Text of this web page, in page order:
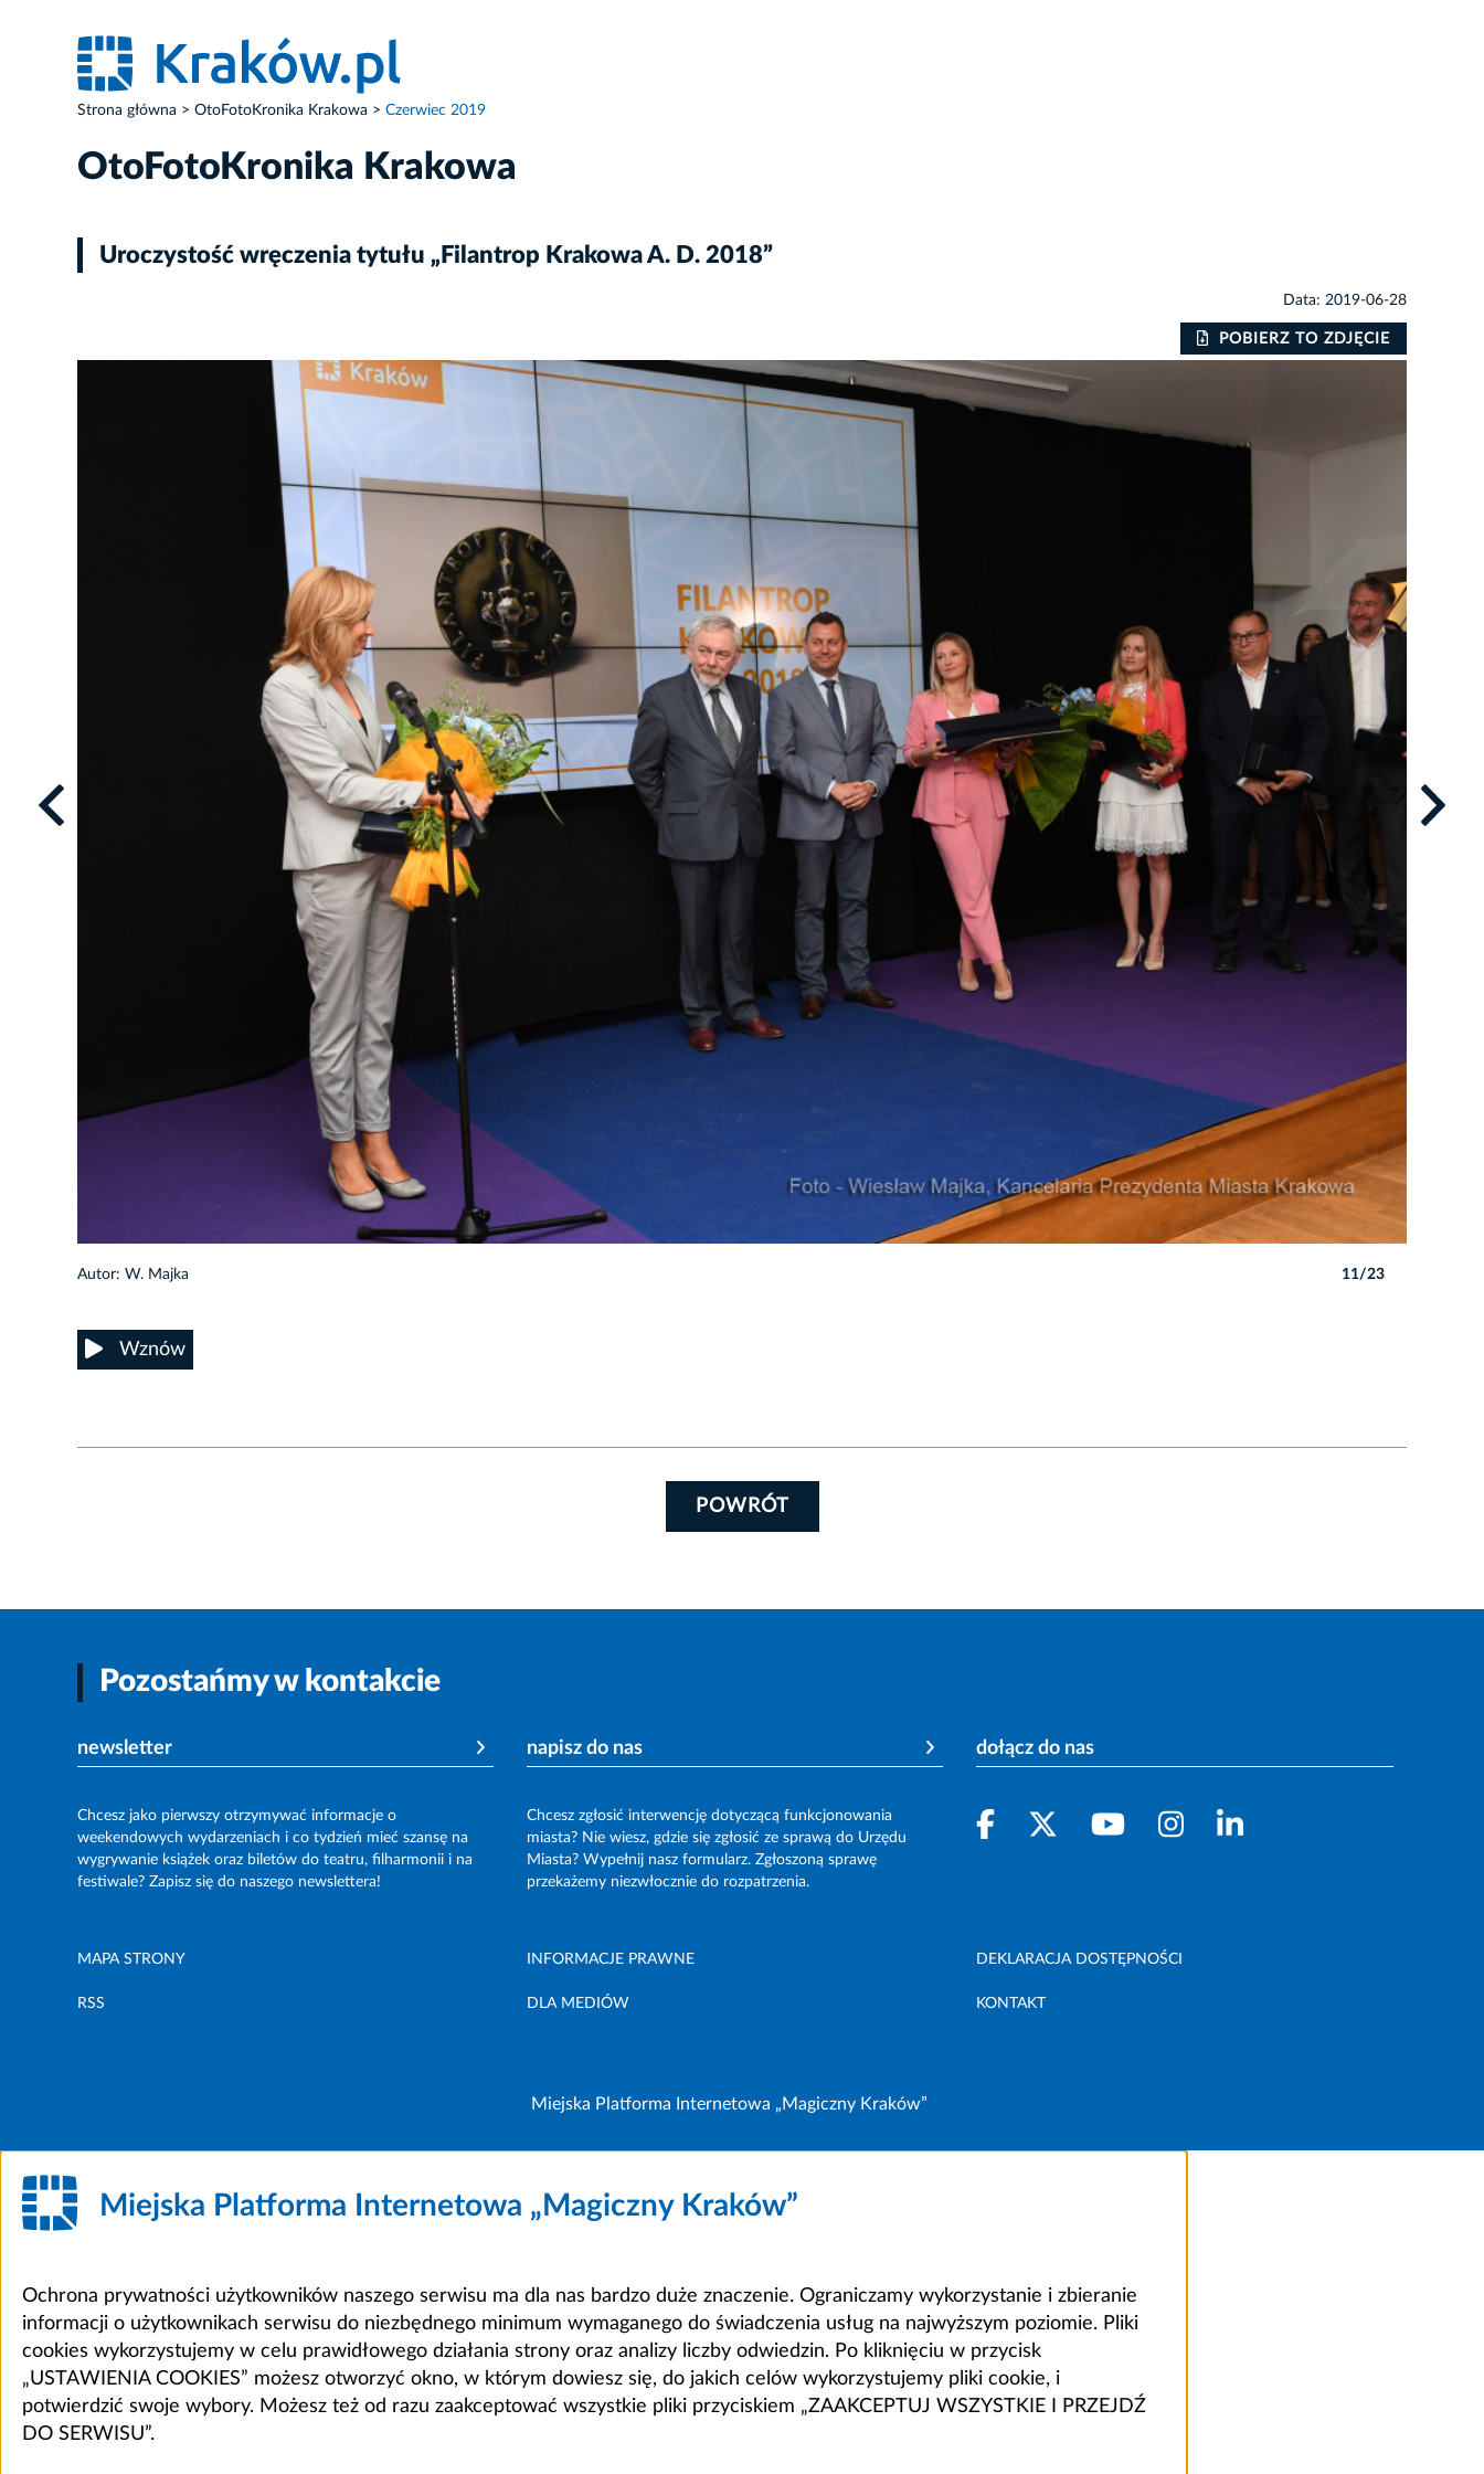
Strona główna OtoFotoKronika Krakowa Czerwiec 2019
OtoFotoKronika Krakowa
Uroczystość wręczenia tytułu „Filantrop Krakowa A. D. 2018”
Data: 2019-06-28
POBIERZ TO ZDJĘCIE
Autor: W. Majka 11/23
Wznów
POWRÓT
Pozostańmy w kontakcie
newsletter
Chcesz jako pierwszy otrzymywać informacje o
weekendowych wydarzeniach i co tydzień mieć szansę na
wygrywanie książek oraz biletów do teatru, filharmonii i na
festiwale? Zapisz się do naszego newslettera!
napisz do nas
Chcesz zgłosić interwencję dotyczącą funkcjonowania
miasta? Nie wiesz, gdzie się zgłosić ze sprawą do Urzędu
Miasta? Wypełnij nasz formularz. Zgłoszoną sprawę
przekażemy niezwłocznie do rozpatrzenia.
dołącz do nas
MAPA STRONY INFORMACJE PRAWNE DEKLARACJA DOSTĘPNOŚCI
RSS DLA MEDIÓW KONTAKT
Miejska Platforma Internetowa „Magiczny Kraków”
Miejska Platforma Internetowa „Magiczny Kraków”
Ochrona prywatności użytkowników naszego serwisu ma dla nas bardzo duże znaczenie. Ograniczamy wykorzystanie i zbieranie
informacji o użytkownikach serwisu do niezbędnego minimum wymaganego do świadczenia usług na najwyższym poziomie. Pliki
cookies wykorzystujemy w celu prawidłowego działania strony oraz analizy liczby odwiedzin. Po kliknięciu w przycisk
„USTAWIENIA COOKIES” możesz otworzyć okno, w którym dowiesz się, do jakich celów wykorzystujemy pliki cookie, i
potwierdzić swoje wybory. Możesz też od razu zaakceptować wszystkie pliki przyciskiem „ZAAKCEPTUJ WSZYSTKIE I PRZEJDŹ
DO SERWISU”.